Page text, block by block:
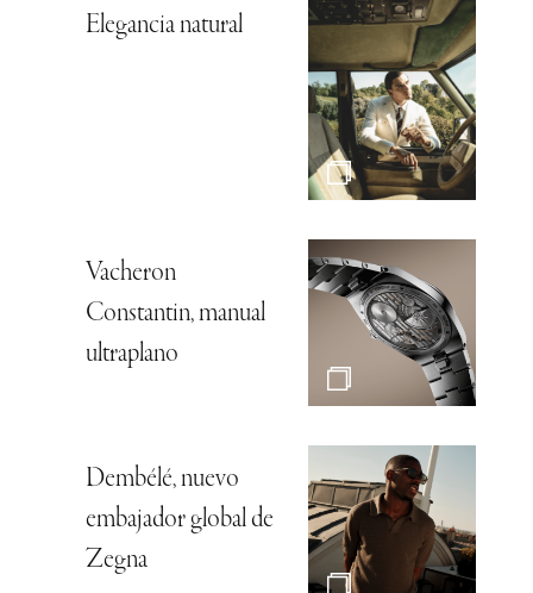
Elegancia natural
Vacheron
Constantin, manual
ultraplano
Dembélé, nuevo
embajador global de
Zegna